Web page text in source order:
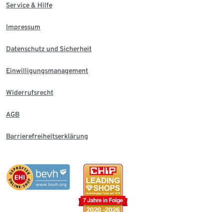
Service & Hilfe
Impressum
Datenschutz und Sicherheit
Einwilligungsmanagement
Widerrufsrecht
AGB
Barrierefreiheitserklärung